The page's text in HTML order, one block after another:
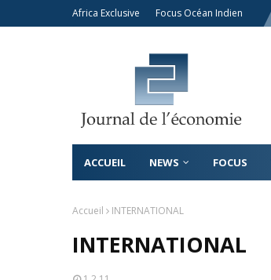
Africa Exclusive Focus Océan Indien
ACCUEIL NEWS FOCUS
Accueil INTERNATIONAL
INTERNATIONAL